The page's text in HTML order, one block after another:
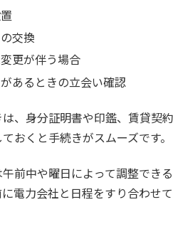
交換
更が伴う場合
あるときの立会い確認
、身分証明書や印鑑、賃貸契約
おくと手続きがスムーズです。
前中や曜日によって調整できる
電力会社と日程をすり合わせて